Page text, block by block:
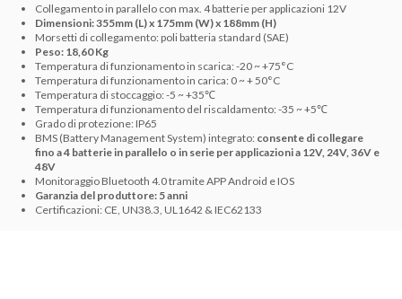
Collegamento in parallelo con max. 4 batterie per applicazioni 12V
Dimensioni: 355mm (L) x 175mm (W) x 188mm (H)
Morsetti di collegamento: poli batteria standard (SAE)
Peso: 18,60 Kg
Temperatura di funzionamento in scarica: -20 ~ +75°C
Temperatura di funzionamento in carica: 0 ~ + 50°C
Temperatura di stoccaggio: -5 ~ +35℃
Temperatura di funzionamento del riscaldamento: -35 ~ +5℃
Grado di protezione: IP65
BMS (Battery Management System) integrato: consente di collegare
fino a 4 batterie in parallelo o in serie per applicazioni a 12V, 24V, 36V e
48V
Monitoraggio Bluetooth 4.0 tramite APP Android e IOS
Garanzia del produttore: 5 anni
Certificazioni: CE, UN38.3, UL1642 & IEC62133